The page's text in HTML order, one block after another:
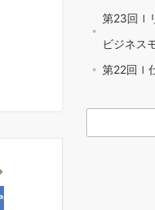
第23回ｌ
ビジネス
第22回ｌ